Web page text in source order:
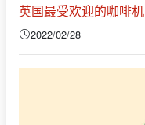
英国最受欢迎的咖啡机
2022/02/28